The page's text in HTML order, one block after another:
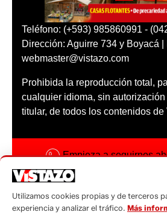
Teléfono: (+593) 985860991 -
Dirección: Aguirre 734 y Boyacá |
webmaster@vistazo.com
Prohibida la reproducción total,
cualquier idioma, sin autorización
titular, de todos los contenidos de
Empieza a seguirnos
Código ética
Utilizamos cookies propias y de terceros
experiencia y analizar el tráfico. Más